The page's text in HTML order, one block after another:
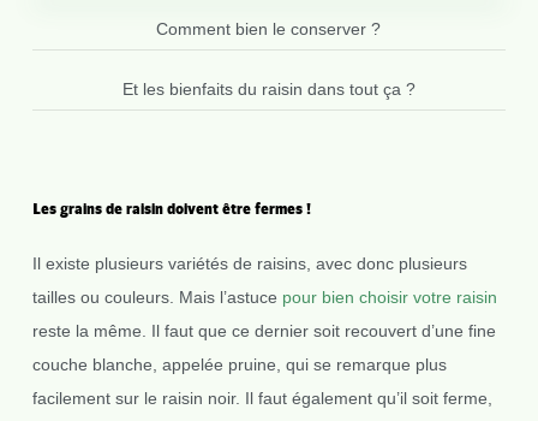
Comment bien le conserver ?
Et les bienfaits du raisin dans tout ça ?
Les grains de raisin doivent être fermes !
Il existe plusieurs variétés de raisins, avec donc plusieurs
tailles ou couleurs. Mais l’astuce pour bien choisir votre raisin
reste la même. Il faut que ce dernier soit recouvert d’une fine
couche blanche, appelée pruine, qui se remarque plus
facilement sur le raisin noir. Il faut également qu’il soit ferme,